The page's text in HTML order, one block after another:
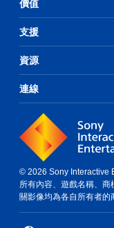
價值
支援
資源
連線
© 2026 Sony Interactive
所有內容、遊戲名稱、
關影像均為各自所有者的